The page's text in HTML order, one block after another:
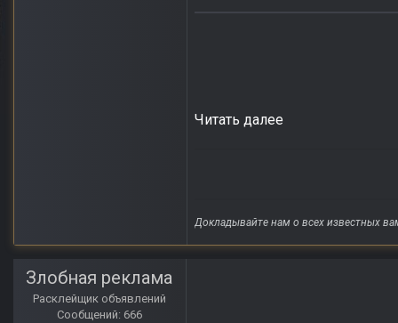
Читать далее
Докладывайте нам о всех известных
Злобная реклама
Расклейщик объявлений
Сообщений: 666